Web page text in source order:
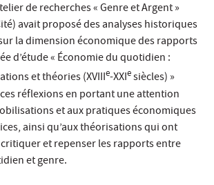
de recherches « Genre et Argent »
avait proposé des analyses historiques
la dimension économique des rapports
d’étude « Économie du quotidien :
et théories (XVIIIe-XXIesiècles) »
réflexions en portant une attention
et aux pratiques économiques
ainsi qu’aux théorisations qui ont
et repenser les rapports entre
et genre.